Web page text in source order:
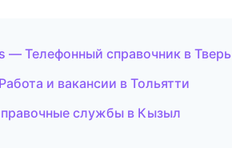
— Телефонный справочник в Тверь
и вакансии в Тольятти
службы в Кызыл